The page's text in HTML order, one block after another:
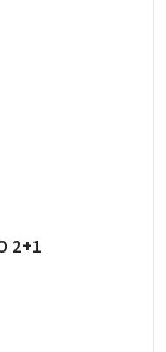
2+1